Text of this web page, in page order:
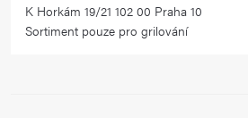
K Horkám 19/21 102 00 Praha 10
Sortiment pouze pro grilování